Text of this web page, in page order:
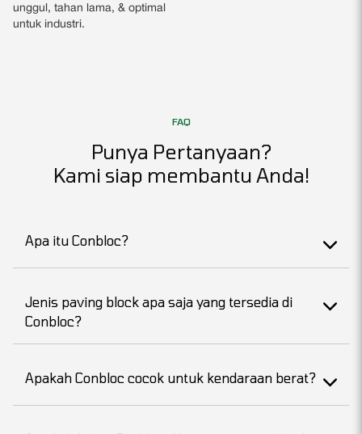
unggul, tahan lama, & optimal
untuk industri.
FAQ
Punya Pertanyaan?
Kami siap membantu Anda!
Apa itu Conbloc?
Jenis paving block apa saja yang tersedia di
Conbloc?
Apakah Conbloc cocok untuk kendaraan berat?